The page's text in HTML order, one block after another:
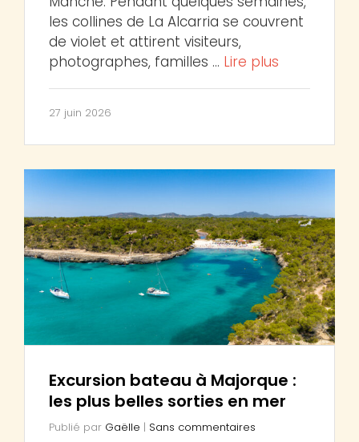
les collines de La Alcarria se couvrent
de violet et attirent visiteurs,
photographes, familles … Lire plus
27 juin 2026
Excursion bateau à Majorque :
les plus belles sorties en mer
Publié par Gaëlle | Sans commentaires